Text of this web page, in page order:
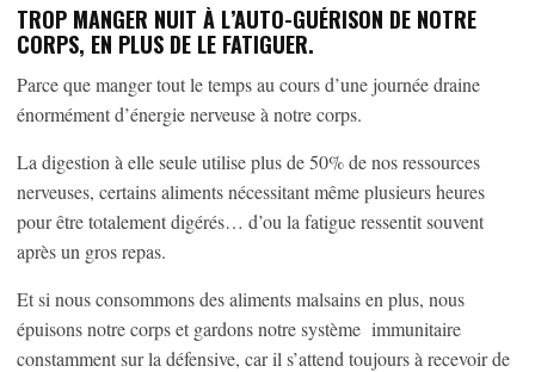
TROP MANGER NUIT À L’AUTO-GUÉRISON DE NOTRE
CORPS, EN PLUS DE LE FATIGUER.
Parce que manger tout le temps au cours d’une journée draine
énormément d’énergie nerveuse à notre corps.
La digestion à elle seule utilise plus de 50% de nos ressources
nerveuses, certains aliments nécessitant même plusieurs heures
pour être totalement digérés… d’ou la fatigue ressentit souvent
après un gros repas.
Et si nous consommons des aliments malsains en plus, nous
épuisons notre corps et gardons notre système immunitaire
constamment sur la défensive, car il s’attend toujours à recevoir de